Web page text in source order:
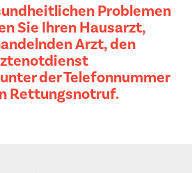
Problemen
Sie Ihren Hausarzt,
Arzt, den
der Telefonnummer
Rettungsnotruf.